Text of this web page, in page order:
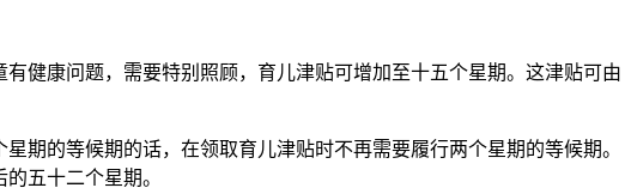
健康问题，需要特别照顾，育儿津贴可增加至十五个星期。这津贴可由
期的等候期的话，在领取育儿津贴时不再需要履行两个星期的等候期。
五十二个星期。